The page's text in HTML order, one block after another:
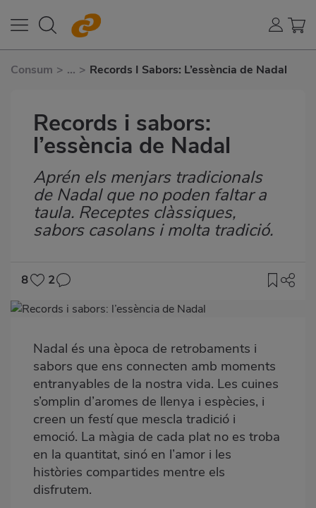
Consum > ... > Records I Sabors: L’essència de Nadal
Records i sabors:
l’essència de Nadal
Subtítulo
Aprén els menjars tradicionals
de Nadal que no poden faltar a
taula. Receptes clàssiques,
sabors casolans i molta tradició.
8
2
Imagen
Body
Nadal és una època de retrobaments i
sabors que ens connecten amb moments
entranyables de la nostra vida. Les cuines
s’omplin d’aromes de llenya i espècies, i
creen un festí que mescla tradició i
emoció. La màgia de cada plat no es troba
en la quantitat, sinó en l’amor i les
històries compartides mentre els
disfrutem.